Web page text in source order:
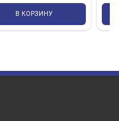
В КОРЗИНУ